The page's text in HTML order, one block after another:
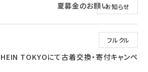
お知らせ
夏募金のお願い
フルクル
TOKYOにて古着交換・寄付キャンペ